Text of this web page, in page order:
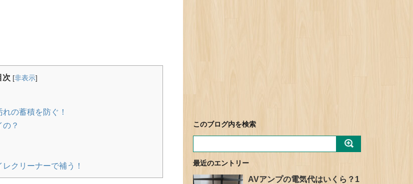
次 [非表示]
の蓄積を防ぐ！
？
クリーナーで補う！
このブログ内を検索
最近のエントリー
AVアンプの電気代はいくら？1